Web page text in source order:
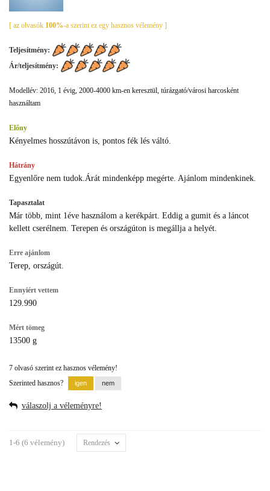
[ az olvasók 100%-a szerint ez egy hasznos vélemény ]
Teljesítmény:
Ár/teljesítmény:
Modellév: 2016, 1 évig, 2000-4000 km-en keresztül, túrázgató/városi harcosként
használtam
Előny
Kényelmes hosszútávon is, pontos fék lés váltó.
Hátrány
Egyenlőre nem tudok.Árát mindenképp megérte. Ajánlom mindenkinek.
Tapasztalat
Már több, mint 1éve használom a kerékpárt. Eddig a gumit és a láncot
kellett cserélnem. Terepen és országúton is megállja a helyét.
Erre ajánlom
Terep, országút.
Ennyiért vettem
129.990
Mért tömeg
13500 g
7 olvasó szerint ez hasznos vélemény!
Szerinted hasznos?
válaszolj a véleményre!
1-6 (6 vélemény) Rendezés